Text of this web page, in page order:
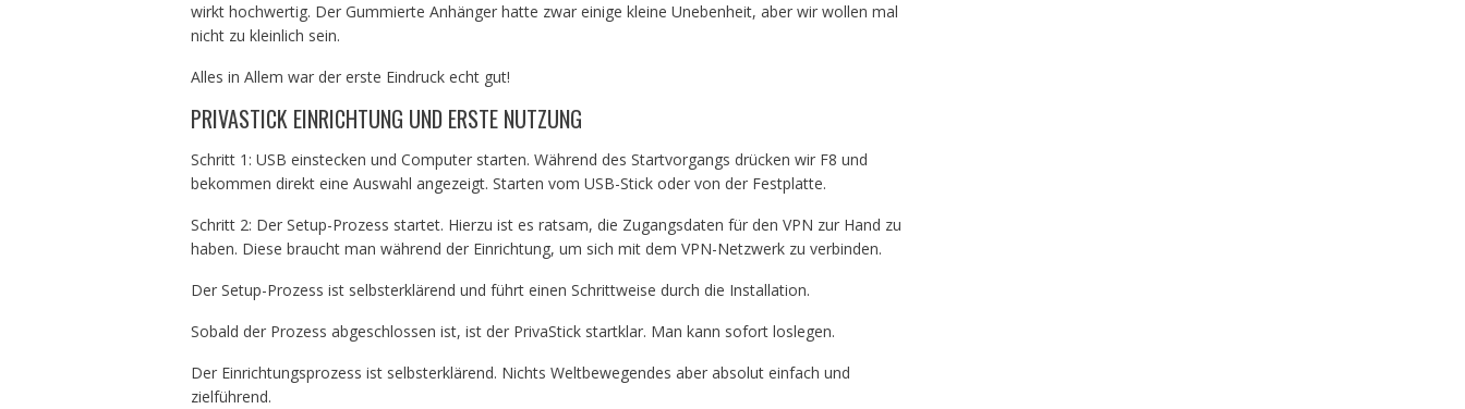
wirkt hochwertig. Der Gummierte Anhänger hatte zwar einige kleine Unebenheit, aber wir wollen mal
nicht zu kleinlich sein.
Alles in Allem war der erste Eindruck echt gut!
PRIVASTICK EINRICHTUNG UND ERSTE NUTZUNG
Schritt 1: USB einstecken und Computer starten. Während des Startvorgangs drücken wir F8 und
bekommen direkt eine Auswahl angezeigt. Starten vom USB-Stick oder von der Festplatte.
Schritt 2: Der Setup-Prozess startet. Hierzu ist es ratsam, die Zugangsdaten für den VPN zur Hand zu
haben. Diese braucht man während der Einrichtung, um sich mit dem VPN-Netzwerk zu verbinden.
Der Setup-Prozess ist selbsterklärend und führt einen Schrittweise durch die Installation.
Sobald der Prozess abgeschlossen ist, ist der PrivaStick startklar. Man kann sofort loslegen.
Der Einrichtungsprozess ist selbsterklärend. Nichts Weltbewegendes aber absolut einfach und
zielführend.